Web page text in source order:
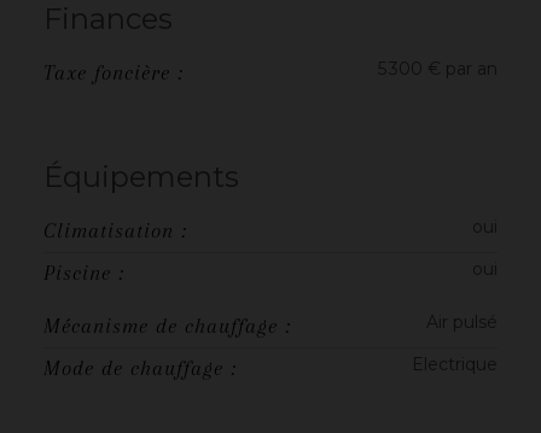
Finances
Taxe foncière : 5 300 € par an
Équipements
Climatisation : oui
Piscine : oui
Mécanisme de chauffage : Air pulsé
Mode de chauffage : Electrique